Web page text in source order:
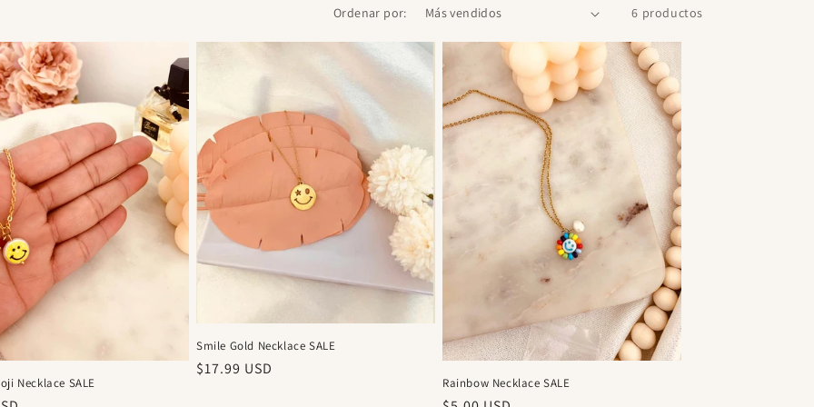
Ordenar por: 6 productos
Necklace SALE
Smile Gold Necklace SALE
Precio
$17.99 USD
Rainbow Necklace SALE